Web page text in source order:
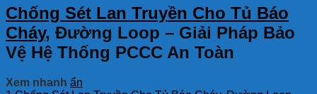
Chống Sét Lan Truyền Cho Tủ Báo
Cháy, Đường Loop – Giải Pháp Bảo
Vệ Hệ Thống PCCC An Toàn
Xem nhanh ẩn